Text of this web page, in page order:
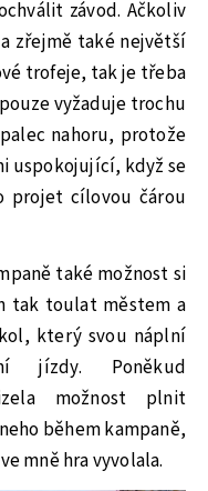
závod. Ačkoliv
zřejmě také největší
trofeje, tak je třeba
vyžaduje trochu
nahoru, protože
uspokojující, když se
projet cílovou čárou
také možnost si
tak toulat městem a
který svou náplní
jízdy. Poněkud
možnost plnit
během kampaně,
mně hra vyvolala.